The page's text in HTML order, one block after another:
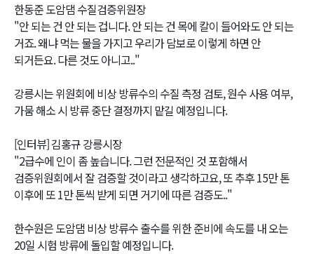
한동준 도암댐 수질검증위원장
"안 되는 건 안 되는 겁니다. 안 되는 건 목에 칼이 들어와도 안 되는
거죠. 왜냐 먹는 물을 가지고 우리가 담보로 이렇게 하면 안
되거든요. 다른 것도 아니고.."
강릉시는 위원회에 비상 방류수의 수질 측정 검토, 원수 사용 여부,
가뭄 해소 시 방류 중단 결정까지 맡길 예정입니다.
[인터뷰] 김홍규 강릉시장
"2급수에 인이 좀 높습니다. 그런 전문적인 것 포함해서
검증위원회에서 잘 검증할 것이라고 생각하고요, 또 추후 15만 톤
이후에 또 1만 톤씩 받게 되면 거기에 따른 검증도.."
한수원은 도암댐 비상 방류수 출수를 위한 준비에 속도를 내 오는
20일 시험 방류에 돌입할 예정입니다.